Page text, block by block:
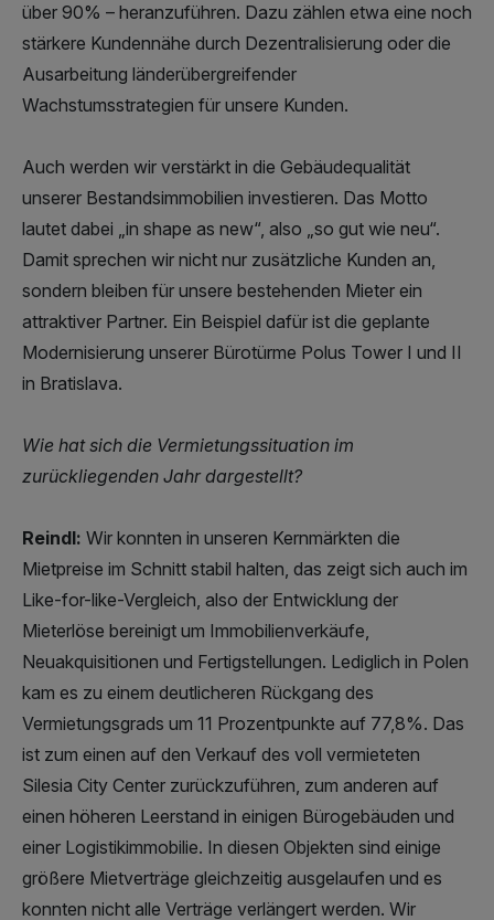
über 90% – heranzuführen. Dazu zählen etwa eine noch
stärkere Kundennähe durch Dezentralisierung oder die
Ausarbeitung länderübergreifender
Wachstumsstrategien für unsere Kunden.
Auch werden wir verstärkt in die Gebäudequalität
unserer Bestandsimmobilien investieren. Das Motto
lautet dabei „in shape as new“, also „so gut wie neu“.
Damit sprechen wir nicht nur zusätzliche Kunden an,
sondern bleiben für unsere bestehenden Mieter ein
attraktiver Partner. Ein Beispiel dafür ist die geplante
Modernisierung unserer Bürotürme Polus Tower I und II
in Bratislava.
Wie hat sich die Vermietungssituation im
zurückliegenden Jahr dargestellt?
Reindl: Wir konnten in unseren Kernmärkten die
Mietpreise im Schnitt stabil halten, das zeigt sich auch im
Like-for-like-Vergleich, also der Entwicklung der
Mieterlöse bereinigt um Immobilienverkäufe,
Neuakquisitionen und Fertigstellungen. Lediglich in Polen
kam es zu einem deutlicheren Rückgang des
Vermietungsgrads um 11 Prozentpunkte auf 77,8%. Das
ist zum einen auf den Verkauf des voll vermieteten
Silesia City Center zurückzuführen, zum anderen auf
einen höheren Leerstand in einigen Bürogebäuden und
einer Logistikimmobilie. In diesen Objekten sind einige
größere Mietverträge gleichzeitig ausgelaufen und es
konnten nicht alle Verträge verlängert werden. Wir